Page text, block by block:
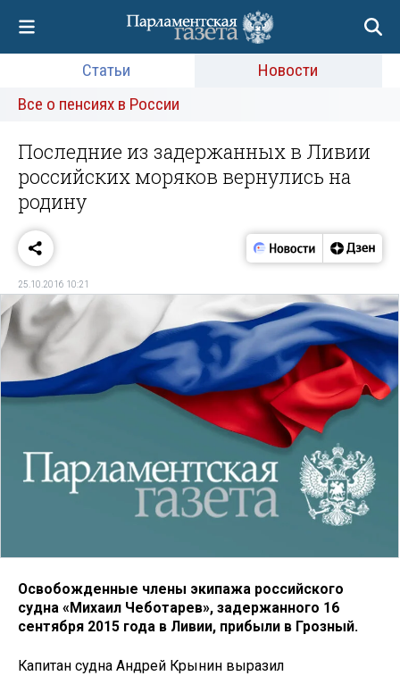
Статьи
Новости
Все о пенсиях в России
Последние из задержанных в Ливии
российских моряков вернулись на
родину
25.10.2016 10:21
Освобожденные члены экипажа российского
судна «Михаил Чеботарев», задержанного 16
сентября 2015 года в Ливии, прибыли в Грозный.
Капитан судна Андрей Крынин выразил